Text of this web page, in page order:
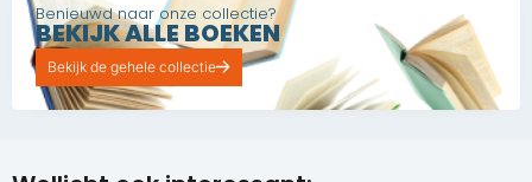
Benieuwd naar onze collectie?
BEKIJK ALLE BOEKEN
Bekijk de gehele collectie